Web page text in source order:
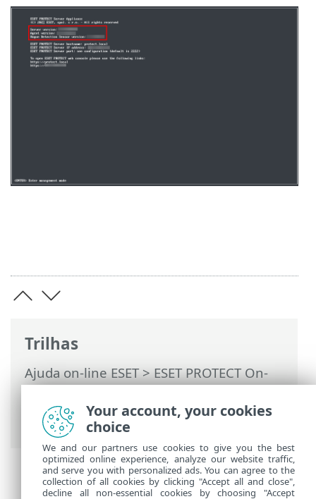
Trilhas
Ajuda on-line ESET>ESET PROTECT On-
Prem>FAQ> Descobrir quais
componentes ESET PROTECT estão
instalados
Your account, your cookies
choice
We and our partners use cookies to give you the best
optimized online experience, analyze our website traffic,
and serve you with personalized ads. You can agree to the
collection of all cookies by clicking "Accept all and close",
decline all non-essential cookies by choosing "Accept